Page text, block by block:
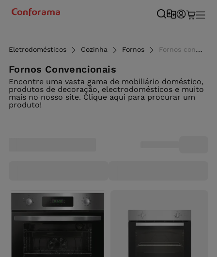
Eletrodomésticos Cozinha Fornos Fornos convencionais - Conforama
Fornos Convencionais
Encontre uma vasta gama de mobiliário doméstico,
produtos de decoração, electrodomésticos e muito
mais no nosso site. Clique aqui para procurar um
produto!